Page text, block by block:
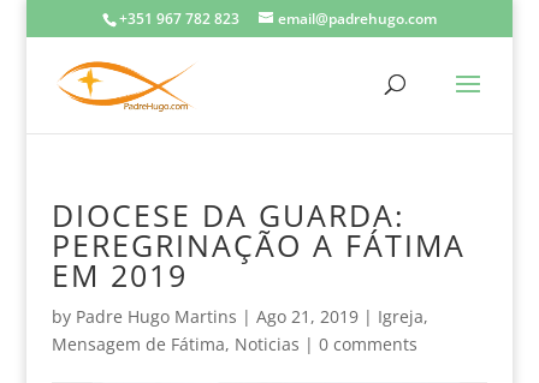
+351 967 782 823 email@padrehugo.com
DIOCESE DA GUARDA:
PEREGRINAÇÃO A FÁTIMA
EM 2019
by Padre Hugo Martins | Ago 21, 2019| Igreja,
Mensagem de Fátima, Noticias | 0 comments